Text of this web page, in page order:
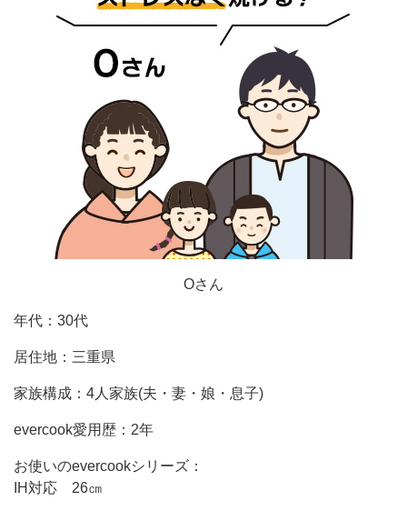
Oさん
年代：30代
居住地：三重県
家族構成：4人家族(夫・妻・娘・息子)
evercook愛用歴：2年
お使いのevercookシリーズ：
IH対応 26㎝